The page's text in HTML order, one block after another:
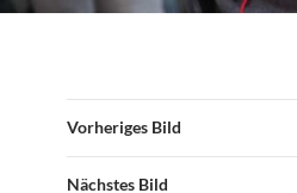
Vorheriges Bild
Nächstes Bild